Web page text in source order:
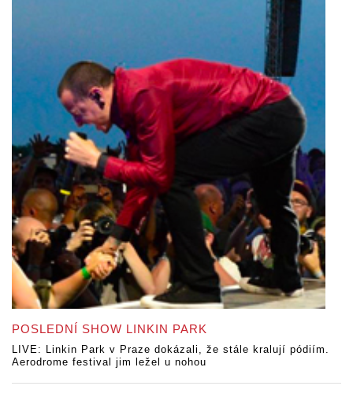
POSLEDNÍ SHOW LINKIN PARK
LIVE: Linkin Park v Praze dokázali, že stále kralují pódiím.
Aerodrome festival jim ležel u nohou